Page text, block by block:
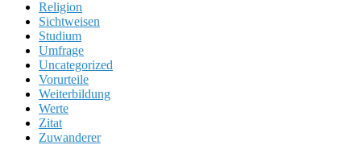
Religion
Sichtweisen
Studium
Umfrage
Uncategorized
Vorurteile
Weiterbildung
Werte
Zitat
Zuwanderer